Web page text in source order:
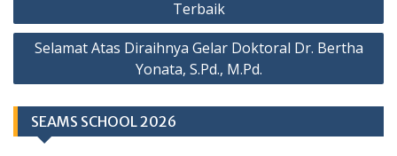
Terbaik
Selamat Atas Diraihnya Gelar Doktoral Dr. Bertha
Yonata, S.Pd., M.Pd.
SEAMS SCHOOL 2026